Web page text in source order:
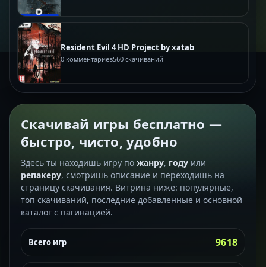
Resident Evil 4 HD Project by xatab
0 комментариев560 скачиваний
Скачивай игры бесплатно —
быстро, чисто, удобно
Здесь ты находишь игру по жанру, году или
репакеру, смотришь описание и переходишь на
страницу скачивания. Витрина ниже: популярные,
топ скачиваний, последние добавленные и основной
каталог с пагинацией.
Всего игр 9618